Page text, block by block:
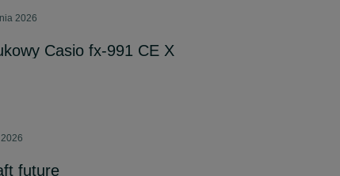
2026
Casio fx-991 CE X
future